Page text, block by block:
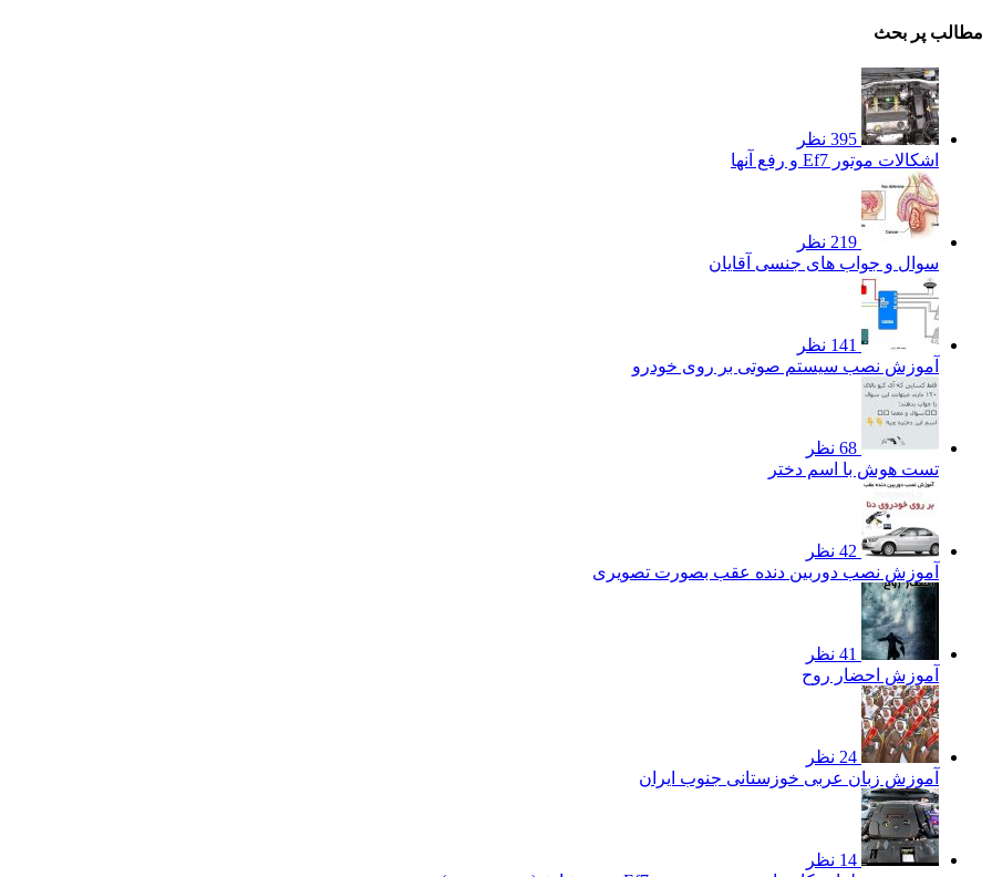
مطالب پر بحث
395 نظر
اشکالات موتور Ef7 و رفع آنها
219 نظر
سوال و جواب های جنسی آقایان
141 نظر
آموزش نصب سیستم صوتی بر روی خودرو
68 نظر
تست هوش با اسم دختر
42 نظر
آموزش نصب دوربین دنده عقب بصورت تصویری
41 نظر
آموزش احضار روح
24 نظر
آموزش زبان عربی خوزستانی جنوب ایران
14 نظر